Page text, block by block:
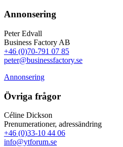
Annonsering
Peter Edvall
Business Factory AB
+46 (0)70-791 07 85
peter@businessfactory.se
Annonsering
Övriga frågor
Céline Dickson
Prenumerationer, adressändring
+46 (0)33-10 44 06
info@ytforum.se